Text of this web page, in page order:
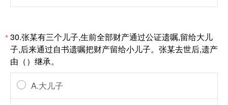
*30.张某有三个儿子,生前全部财产通过公证遗嘱,留给大儿
子,后来通过自书遗嘱把财产留给小儿子。张某去世后,遗产
由（）继承。
A.大儿子